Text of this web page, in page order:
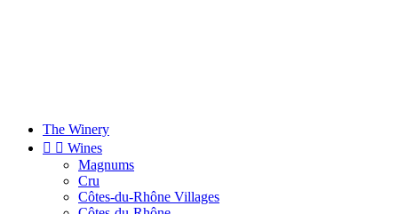
The Winery
  Wines
Magnums
Cru
Côtes-du-Rhône Villages